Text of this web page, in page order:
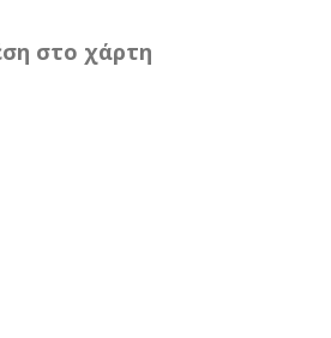
στο χάρτη